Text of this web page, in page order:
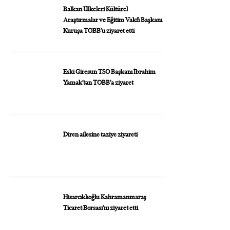
Balkan Ülkeleri Kültürel
Araştırmalar ve Eğitim Vakfı Başkanı
Kuruşa TOBB’u ziyaret etti
Eski Giresun TSO Başkanı İbrahim
Yamak’tan TOBB’a ziyaret
Diren ailesine taziye ziyareti
Hisarcıklıoğlu Kahramanmaraş
Ticaret Borsası’nı ziyaret etti